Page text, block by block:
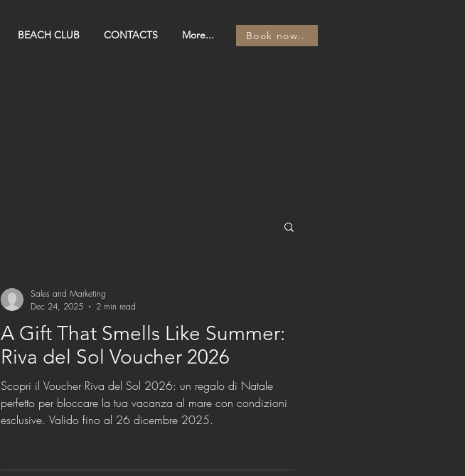
BEACH CLUB CONTACTS More... Book now..
A Gift That Smells Like Summer:
Riva del Sol Voucher 2026
Scopri il Voucher Riva del Sol 2026: un regalo di Natale
perfetto per bloccare la tua vacanza al mare con condizioni
esclusive. Valido fino al 26 dicembre 2025.
Sales and Marketing
Dec 24, 2025
2 min read